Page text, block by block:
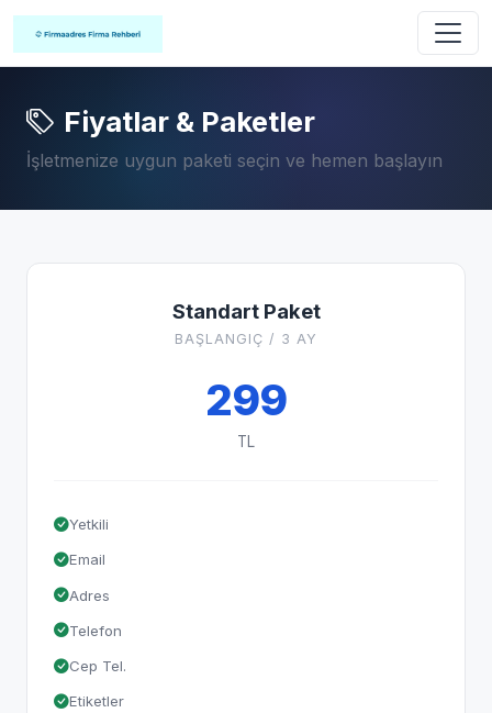
Fiyatlar & Paketler
İşletmenize uygun paketi seçin ve hemen başlayın
Standart Paket
BAŞLANGIÇ / 3 AY
299
TL
Yetkili
Email
Adres
Telefon
Cep Tel.
Etiketler